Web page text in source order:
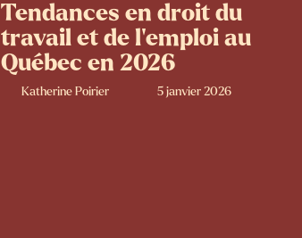
Tendances en droit du
travail et de l’emploi au
Québec en 2026
Katherine Poirier 5 janvier 2026